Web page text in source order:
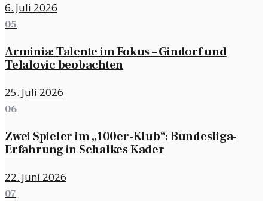
6. Juli 2026
05
Arminia: Talente im Fokus – Gindorf und
Telalovic beobachten
25. Juli 2026
06
Zwei Spieler im „100er-Klub“: Bundesliga-
Erfahrung in Schalkes Kader
22. Juni 2026
07